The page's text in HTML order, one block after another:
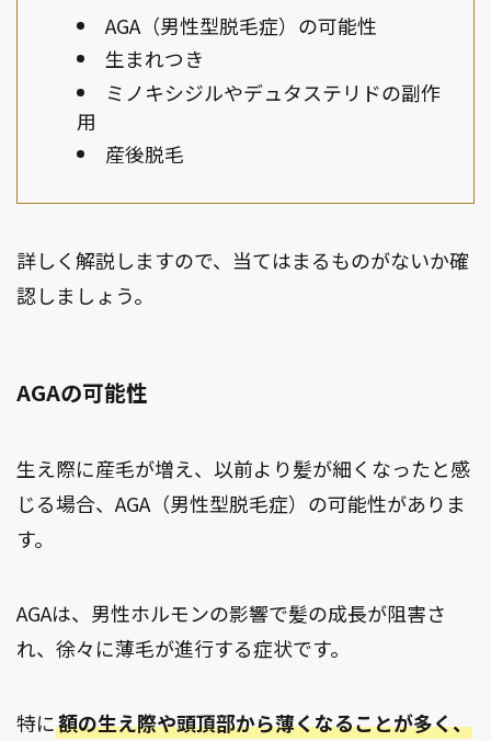
AGA（男性型脱毛症）の可能性
生まれつき
ミノキシジルやデュタステリドの副作
用
産後脱毛
詳しく解説しますので、当てはまるものがないか確
認しましょう。
AGAの可能性
生え際に産毛が増え、以前より髪が細くなったと感
じる場合、AGA（男性型脱毛症）の可能性がありま
す。
AGAは、男性ホルモンの影響で髪の成長が阻害さ
れ、徐々に薄毛が進行する症状です。
特に額の生え際や頭頂部から薄くなることが多く、